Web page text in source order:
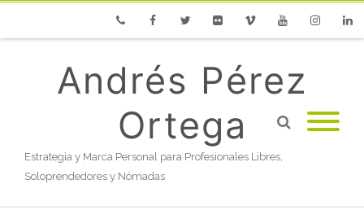
Andrés Pérez
Ortega
Estrategia y Marca Personal para Profesionales Libres,
Soloprendedores y Nómadas